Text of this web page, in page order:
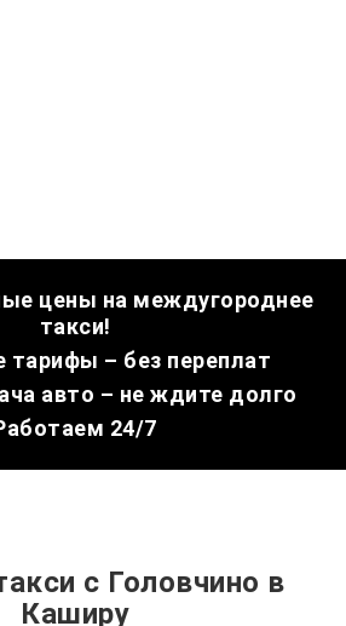
цены на междугороднее
такси!
тарифы – без переплат
авто – не ждите долго
24/7
с Головчино в
Каширу